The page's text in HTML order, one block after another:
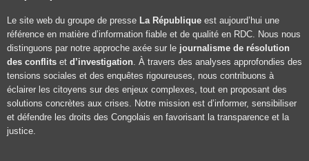
Le site web du groupe de presse La République est aujourd’hui une
référence en matière d’information fiable et de qualité en RDC. Nous nous
distinguons par notre approche axée sur le journalisme de résolution
des conflits et d’investigation. À travers des analyses approfondies des
tensions sociales et des enquêtes rigoureuses, nous contribuons à
éclairer les citoyens sur des enjeux complexes, tout en proposant des
solutions concrètes aux crises. Notre mission est d’informer, sensibiliser
et défendre les droits des Congolais en favorisant la transparence et la
justice.